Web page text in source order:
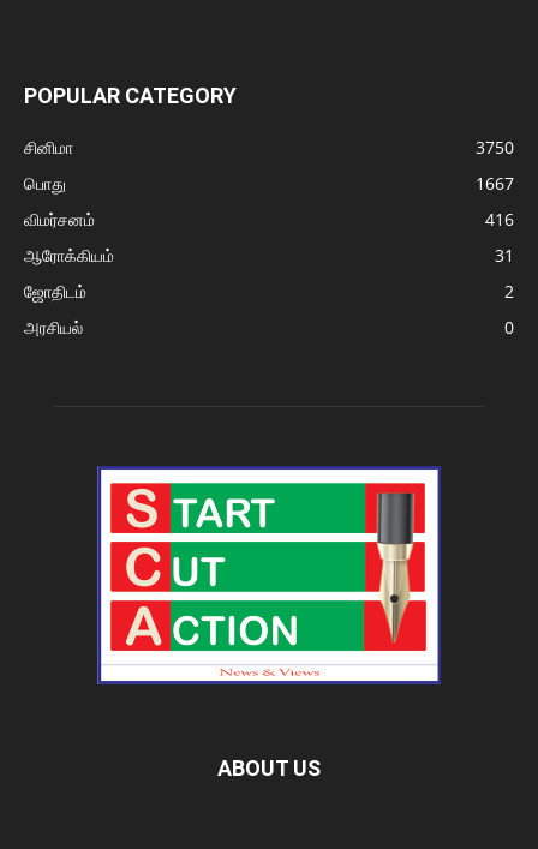
POPULAR CATEGORY
சினிமா
3750
பொது
1667
விமர்சனம்
416
ஆரோக்கியம்
31
ஜோதிடம்
2
அரசியல்
0
ABOUT US